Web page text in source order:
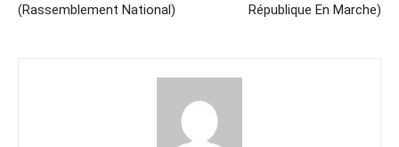
(Rassemblement National)
République En Marche)